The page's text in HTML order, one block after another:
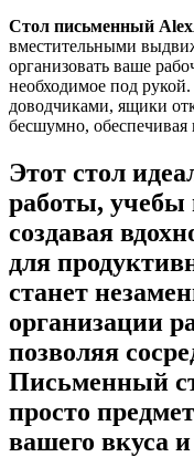
Стол письменный
вместительными
организовать ваше
необходимое под
доводчиками, ящики
бесшумно, обеспечивая
Этот стол
работы, учебы
создавая
для
станет
организации
позволяя
Письменный
просто
вашего вкуса